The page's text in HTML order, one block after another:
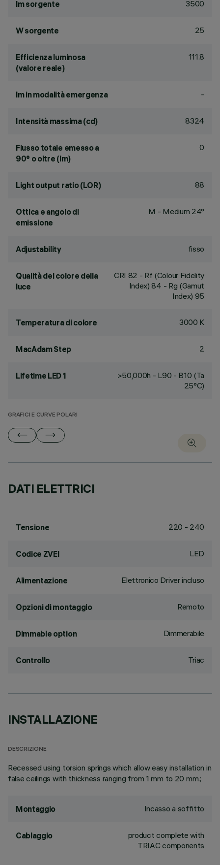
lm sorgente 3500
W sorgente 25
Efficienza luminosa
(valore reale)
111.8
lm in modalità emergenza -
Intensità massima (cd) 8324
Flusso totale emesso a
90° o oltre (lm)
0
Light output ratio (LOR) 88
Ottica e angolo di
emissione
M - Medium 24°
Adjustability fisso
Qualità del colore della
luce
CRI 82 - Rf (Colour Fidelity
Index) 84 - Rg (Gamut
Index) 95
Temperatura di colore 3000 K
MacAdam Step 2
Lifetime LED 1
>50,000h - L90 - B10 (Ta
25°C)
GRAFICI E CURVE POLARI
DATI ELETTRICI
Tensione 220 - 240
Codice ZVEI LED
Alimentazione Elettronico Driver incluso
Opzioni di montaggio Remoto
Dimmable option Dimmerabile
Controllo Triac
INSTALLAZIONE
DESCRIZIONE
Recessed using torsion springs which allow easy installation in
false ceilings with thickness ranging from 1 mm to 20 mm.;
Montaggio Incasso a soffitto
Cablaggio
product complete with
TRIAC components